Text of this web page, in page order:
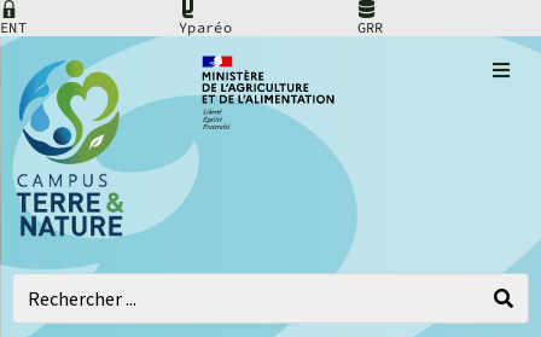
ENT Yparéo GRR
Agriculture
Sites de
Cadre de vie